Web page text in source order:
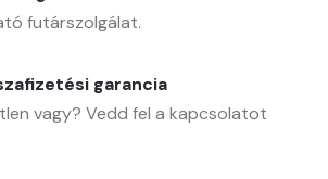
futárszolgálat.
garancia
vagy? Vedd fel a kapcsolatot